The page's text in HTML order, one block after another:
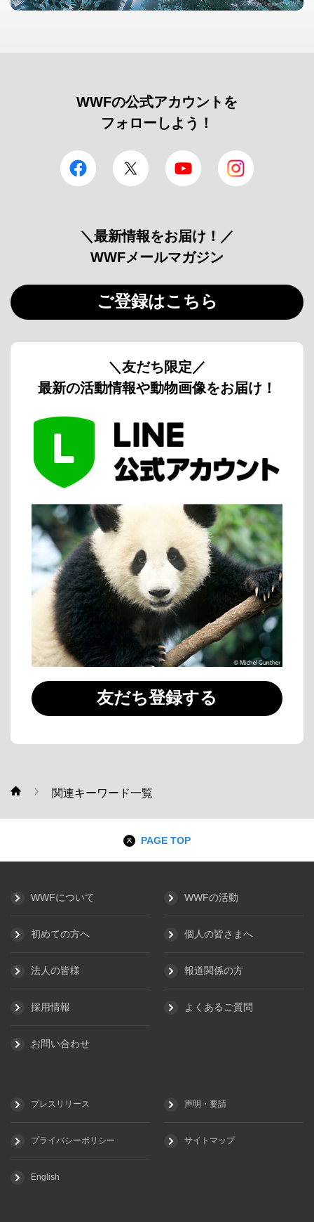
© Roger Leguen / WWF
WWFの公式アカウントを
フォローしよう！
facebook Twitter YouTube
＼最新情報をお届け！／
WWFメールマガジン
ご登録はこちら
＼友だち限定／
最新の活動情報や動物画像をお届け！
友だち登録する
WWF 関連キーワード一覧
PAGE TOP
WWFについて WWFの活動
初めての方へ 個人の皆さまへ
法人の皆様 報道関係の方
採用情報 よくあるご質問
お問い合わせ
プレスリリース 声明・要請
プライバシーポリシー サイトマップ
English